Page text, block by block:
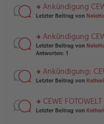
u
n
es
e
n
B
ei
tr
g
rs
u
n
g
es
e
n
B
ei
tr
Ankündigung
Letzter Beitrag von
rs
te
n
g
es
e
n
Ankündigung
Letzter Beitrag von
Antworten: 1
rs
u
n
Ankündigung:
Letzter Beitrag von
rs
CEWE
Letzter Beitrag von